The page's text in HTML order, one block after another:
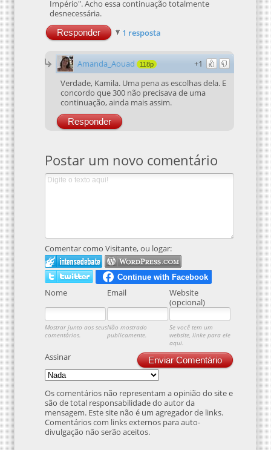
Império". Acho essa continuação totalmente
desnecessária.
Responder 1 resposta
+1
Amanda_Aouad 118p
Verdade, Kamila. Uma pena as escolhas dela. E
concordo que 300 não precisava de uma
continuação, ainda mais assim.
Responder
Postar um novo comentário
Comentar como Visitante, ou logar:
Nome Email
Website
(opcional)
Mostrar junto aos seus
comentários.
Não mostrado
publicamente.
Se você tem um
website, linke para ele
aqui.
Enviar Comentário
Assinar
Os comentários não representam a opinião do site e
são de total responsabilidade do autor da
mensagem. Este site não é um agregador de links.
Comentários com links externos para auto-
divulgação não serão aceitos.